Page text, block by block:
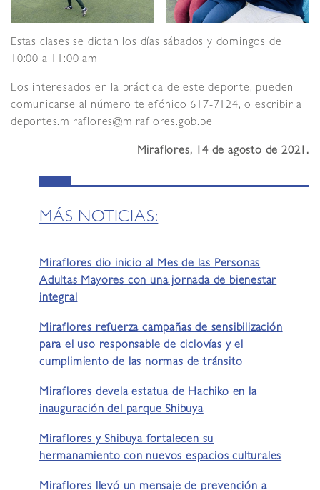
Estas clases se dictan los días sábados y domingos de
10:00 a 11:00 am
Los interesados en la práctica de este deporte, pueden
comunicarse al número telefónico 617-7124, o escribir a
deportes.miraflores@miraflores.gob.pe
Miraflores, 14 de agosto de 2021 .
MÁS NOTICIAS:
Miraflores dio inicio al Mes de las Personas
Adultas Mayores con una jornada de bienestar
integral
Miraflores refuerza campañas de sensibilización
para el uso responsable de ciclovías y el
cumplimiento de las normas de tránsito
Miraflores devela estatua de Hachiko en la
inauguración del parque Shibuya
Miraflores y Shibuya fortalecen su
hermanamiento con nuevos espacios culturales
Miraflores llevó un mensaje de prevención a